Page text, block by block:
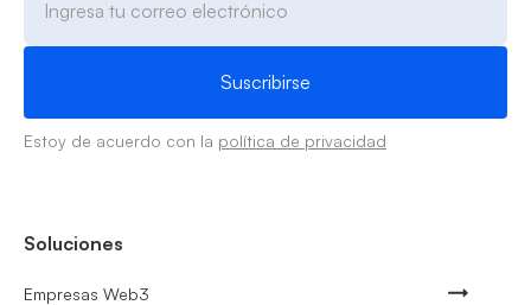
Estoy de acuerdo con la política de privacidad
Soluciones
Empresas Web3